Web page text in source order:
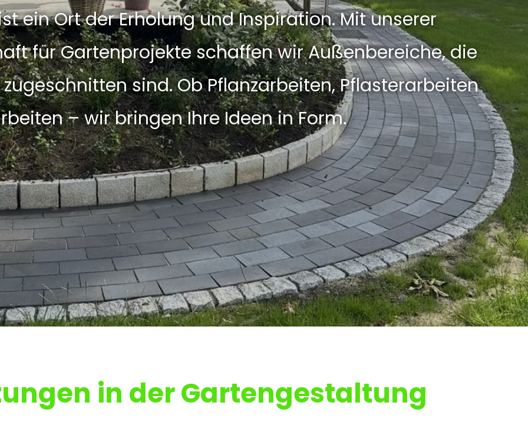
ein Ort der Erholung und Inspiration. Mit unserer
für Gartenprojekte schaffen wir Außenbereiche, die
sind. Ob Pflanzarbeiten, Pflasterarbeiten
– wir bringen Ihre Ideen in Form.
in der Gartengestaltung